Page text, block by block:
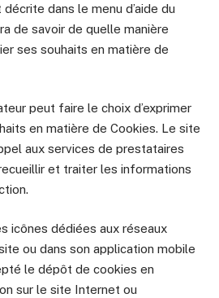
dans le menu d’aide du
de savoir de quelle manière
ses souhaits en matière de
peut faire le choix d’exprimer
en matière de Cookies. Le site
aux services de prestataires
et traiter les informations
icônes dédiées aux réseaux
ou dans son application mobile
le dépôt de cookies en
sur le site Internet ou